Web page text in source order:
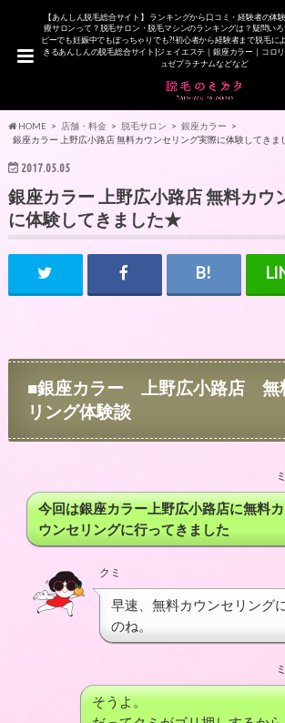
【あんしん脱毛総合サイト】 ランキングから口コミ・経験者の体
療サロンって？脱毛サロン・脱毛マシンのランキングは？疑問い
ピーでも妊娠中でもぽっちゃりでも?!初心者から経験者まで脱毛に
きるあんしんの脱毛総合サイト|ジェイエステ｜銀座カラー｜コロ
ュゼプラチナムなどなど
HOME 店舗・料金 脱毛サロン
銀座カラー
銀座カラー 上野広小路店 無料カウンセリング実際に体験してき
2017.05.05
銀座カラー 上野広小路店 無料カウ
に体験してきました★
■銀座カラー 上野広小路店 無
リング体験談
今回は銀座カラー上野広小路店に無料カ
ウンセリングに行ってきました
クミ
早速、無料カウンセリング
のね。
そうよ。